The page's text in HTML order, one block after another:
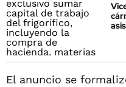
El anuncio se